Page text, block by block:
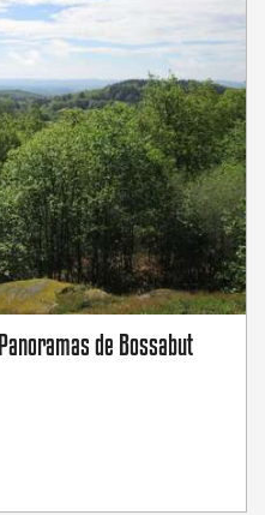
de Bossabut